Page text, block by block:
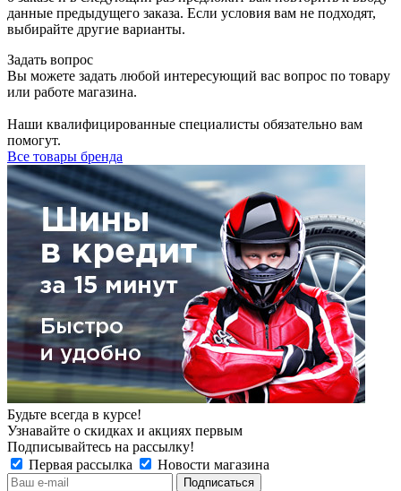
данные предыдущего заказа. Если условия вам не подходят,
выбирайте другие варианты.
Задать вопрос
Вы можете задать любой интересующий вас вопрос по товару
или работе магазина.
Наши квалифицированные специалисты обязательно вам
помогут.
Все товары бренда
Будьте всегда в курсе!
Узнавайте о скидках и акциях первым
Подписывайтесь на рассылку!
Первая рассылка
Новости магазина